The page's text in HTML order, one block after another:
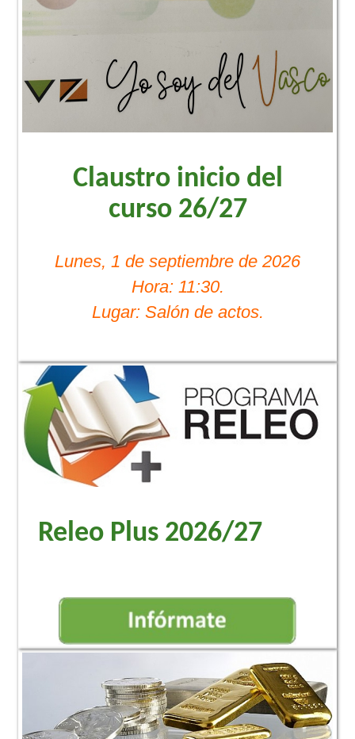
Claustro inicio del
curso 26/27
Lunes, 1 de septiembre de 2026
Hora: 11:30.
Lugar: Salón de actos.
Releo Plus 2026/27